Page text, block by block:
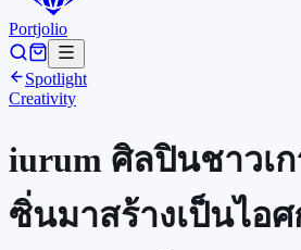
Portjolio
Spotlight
Creativity
iurum ศิลปินชาวเ
ซิ่นมาสร้างเป็นไอ